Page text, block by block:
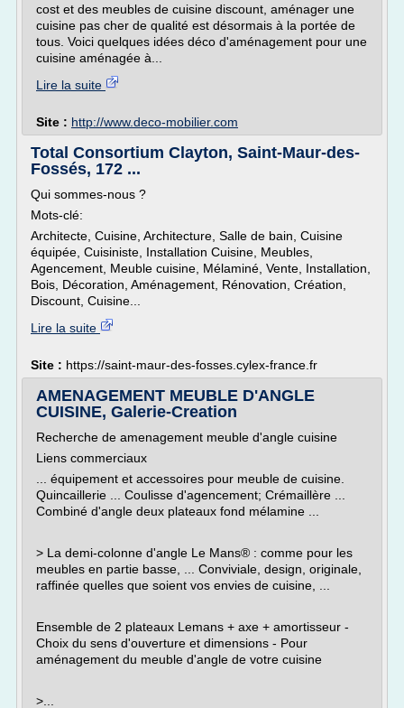
cost et des meubles de cuisine discount, aménager une
cuisine pas cher de qualité est désormais à la portée de
tous. Voici quelques idées déco d'aménagement pour une
cuisine aménagée à...
Lire la suite
Site : http://www.deco-mobilier.com
Total Consortium Clayton, Saint-Maur-des-
Fossés, 172 ...
Qui sommes-nous ?
Mots-clé:
Architecte, Cuisine, Architecture, Salle de bain, Cuisine
équipée, Cuisiniste, Installation Cuisine, Meubles,
Agencement, Meuble cuisine, Mélaminé, Vente, Installation,
Bois, Décoration, Aménagement, Rénovation, Création,
Discount, Cuisine...
Lire la suite
Site : https://saint-maur-des-fosses.cylex-france.fr
AMENAGEMENT MEUBLE D'ANGLE
CUISINE, Galerie-Creation
Recherche de amenagement meuble d'angle cuisine
Liens commerciaux
... équipement et accessoires pour meuble de cuisine.
Quincaillerie ... Coulisse d'agencement; Crémaillère ...
Combiné d'angle deux plateaux fond mélamine ...
> La demi-colonne d'angle Le Mans® : comme pour les
meubles en partie basse, ... Conviviale, design, originale,
raffinée quelles que soient vos envies de cuisine, ...
Ensemble de 2 plateaux Lemans + axe + amortisseur -
Choix du sens d'ouverture et dimensions - Pour
aménagement du meuble d'angle de votre cuisine
>...